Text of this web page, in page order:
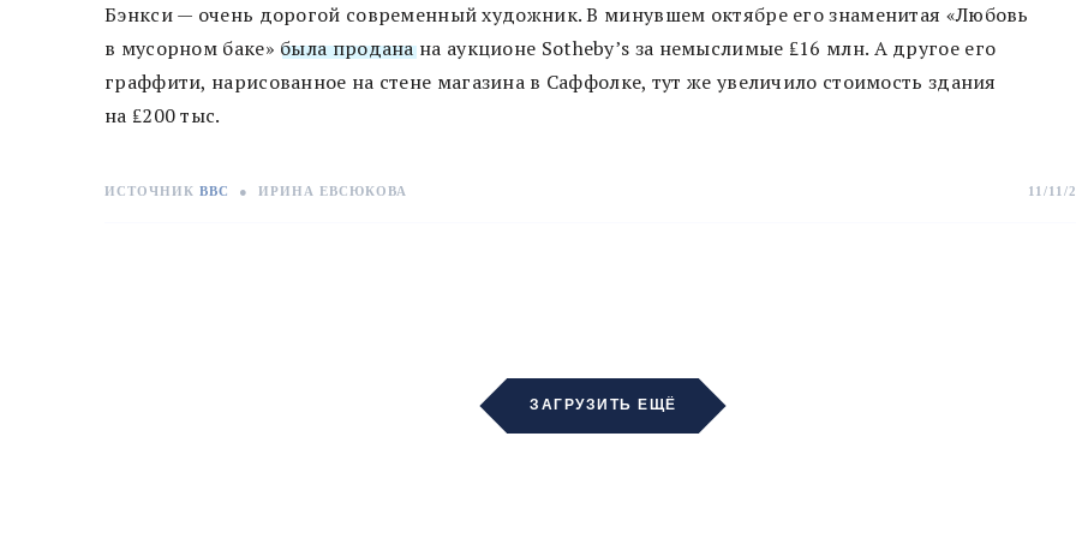
Бэнкси — очень дорогой современный художник. В минувшем октябре его знаменитая «Любовь
в мусорном баке» была проданана аукционе Sotheby’s за немыслимые ₤16 млн. А другое его
граффити, нарисованное на стене магазина в Саффолке, тут же увеличило стоимость здания
на ₤200 тыс.
ИСТОЧНИК BBC ● ИРИНА ЕВСЮКОВА 11/11/
ЗАГРУЗИТЬ ЕЩЁ